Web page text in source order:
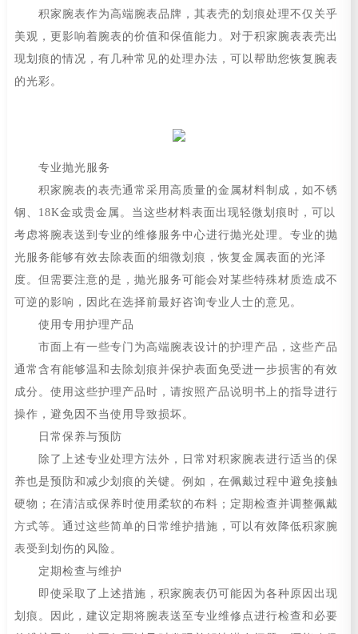
积家腕表作为高端腕表品牌，其表壳的划痕处理不仅关乎
美观，更影响着腕表的价值和保值能力。对于积家腕表表壳出
现划痕的情况，有几种常见的处理办法，可以帮助您恢复腕表
的光彩。
专业抛光服务
积家腕表的表壳通常采用高质量的金属材料制成，如不锈
钢、18K金或贵金属。当这些材料表面出现轻微划痕时，可以
考虑将腕表送到专业的维修服务中心进行抛光处理。专业的抛
光服务能够有效去除表面的细微划痕，恢复金属表面的光泽
度。但需要注意的是，抛光服务可能会对某些特殊材质造成不
可逆的影响，因此在选择前最好咨询专业人士的意见。
使用专用护理产品
市面上有一些专门为高端腕表设计的护理产品，这些产品
通常含有能够温和去除划痕并保护表面免受进一步损害的有效
成分。使用这些护理产品时，请按照产品说明书上的指导进行
操作，避免因不当使用导致损坏。
日常保养与预防
除了上述专业处理方法外，日常对积家腕表进行适当的保
养也是预防和减少划痕的关键。例如，在佩戴过程中避免接触
硬物；在清洁或保养时使用柔软的布料；定期检查并调整佩戴
方式等。通过这些简单的日常维护措施，可以有效降低积家腕
表受到划伤的风险。
定期检查与维护
即使采取了上述措施，积家腕表仍可能因为各种原因出现
划痕。因此，建议定期将腕表送至专业维修点进行检查和必要